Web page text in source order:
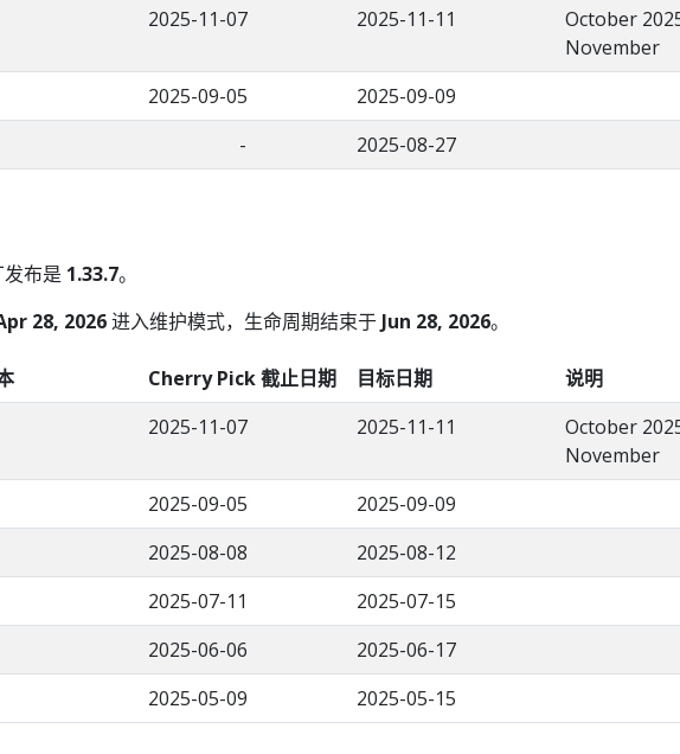
2025-11-07 2025-11-11
October
November
2025-09-05
2025-09-09
- 2025-08-27
布是 1.33.7。
28, 2026进入维护模式，生命周期结束于 Jun 28, 2026。
Cherry Pick 截止日期 目标日期
说明
2025-11-07 2025-11-11
October
November
2025-09-05
2025-09-09
2025-08-08
2025-08-12
2025-07-11
2025-07-15
2025-06-06
2025-06-17
2025-05-09 2025-05-15